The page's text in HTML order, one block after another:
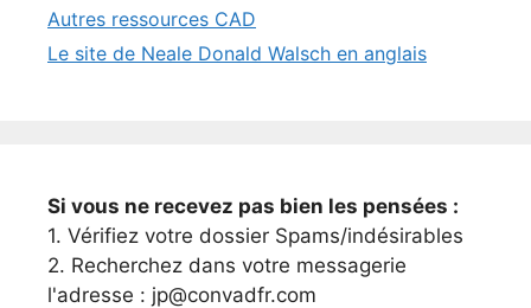
Autres ressources CAD
Le site de Neale Donald Walsch en anglais
Si vous ne recevez pas bien les pensées :
1. Vérifiez votre dossier Spams/indésirables
2. Recherchez dans votre messagerie
l'adresse : jp@convadfr.com